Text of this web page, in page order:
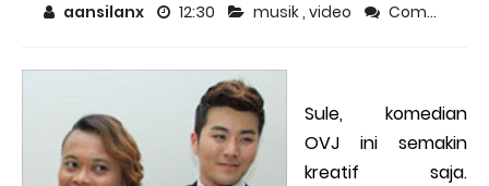
aansilanx 12:30 musik, video Comment
Sule, komedian
OVJ ini semakin
kreatif saja.